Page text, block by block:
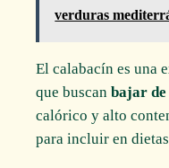
verduras
El calabacín es una
que buscanbajar de
calórico y alto
para incluir en